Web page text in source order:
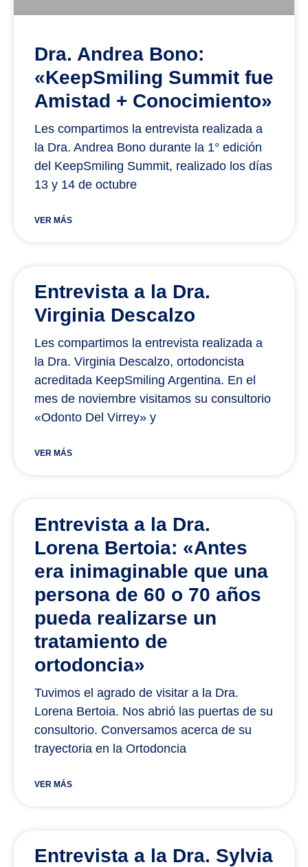
Dra. Andrea Bono:
«KeepSmiling Summit fue
Amistad + Conocimiento»
Les compartimos la entrevista realizada a
la Dra. Andrea Bono durante la 1° edición
del KeepSmiling Summit, realizado los días
13 y 14 de octubre
VER MÁS
Entrevista a la Dra.
Virginia Descalzo
Les compartimos la entrevista realizada a
la Dra. Virginia Descalzo, ortodoncista
acreditada KeepSmiling Argentina. En el
mes de noviembre visitamos su consultorio
«Odonto Del Virrey» y
VER MÁS
Entrevista a la Dra.
Lorena Bertoia: «Antes
era inimaginable que una
persona de 60 o 70 años
pueda realizarse un
tratamiento de
ortodoncia»
Tuvimos el agrado de visitar a la Dra.
Lorena Bertoia. Nos abrió las puertas de su
consultorio. Conversamos acerca de su
trayectoria en la Ortodoncia
VER MÁS
Entrevista a la Dra. Sylvia